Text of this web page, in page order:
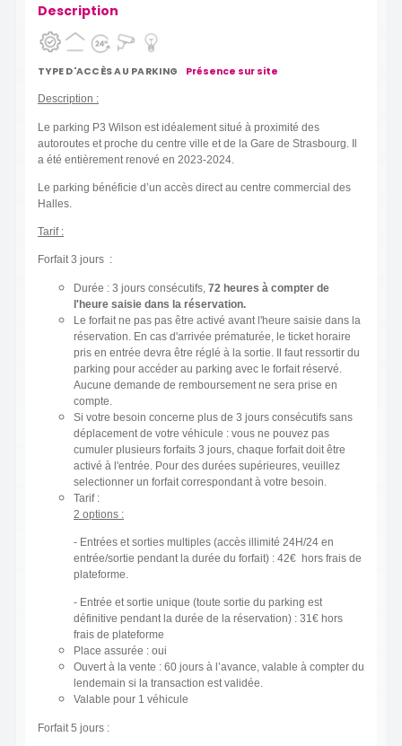
Description
TYPE D'ACCÈS AU PARKING Présence sur site
Description :
Le parking P3 Wilson est idéalement situé à proximité des
autoroutes et proche du centre ville et de la Gare de Strasbourg. Il
a été entièrement renové en 2023-2024.
Le parking bénéficie d’un accès direct au centre commercial des
Halles.
Tarif :
Forfait 3 jours :
Durée : 3 jours consécutifs, 72 heures à compter de
l'heure saisie dans la réservation.
Le forfait ne pas pas être activé avant l'heure saisie dans la
réservation. En cas d'arrivée prématurée, le ticket horaire
pris en entrée devra être réglé à la sortie. Il faut ressortir du
parking pour accéder au parking avec le forfait réservé.
Aucune demande de remboursement ne sera prise en
compte.
Si votre besoin concerne plus de 3 jours consécutifs sans
déplacement de votre véhicule : vous ne pouvez pas
cumuler plusieurs forfaits 3 jours, chaque forfait doit être
activé à l'entrée. Pour des durées supérieures, veuillez
selectionner un forfait correspondant à votre besoin.
Tarif :
2 options :
- Entrées et sorties multiples (accès illimité 24H/24 en
entrée/sortie pendant la durée du forfait) : 42€ hors frais de
plateforme.
- Entrée et sortie unique (toute sortie du parking est
définitive pendant la durée de la réservation) : 31€ hors
frais de plateforme
Place assurée : oui
Ouvert à la vente : 60 jours à l’avance, valable à compter du
lendemain si la transaction est validée.
Valable pour 1 véhicule
Forfait 5 jours :